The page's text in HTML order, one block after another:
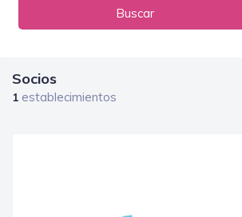
Buscar
Socios
1 establecimientos